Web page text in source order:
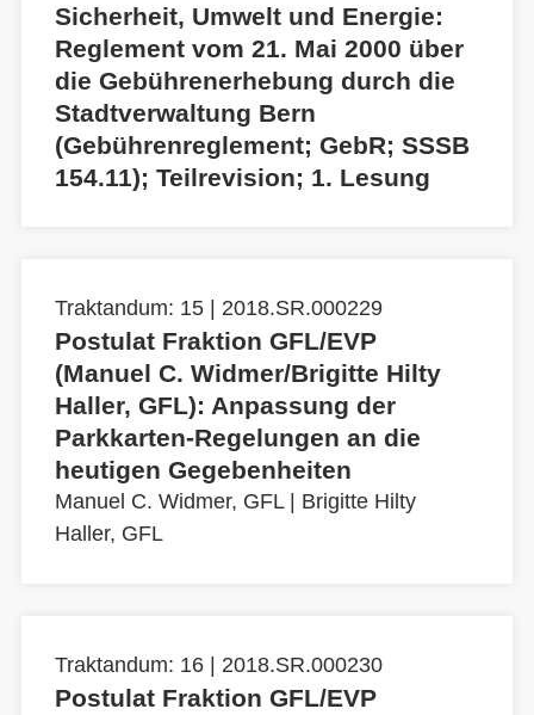
Sicherheit, Umwelt und Energie:
Reglement vom 21. Mai 2000 über
die Gebührenerhebung durch die
Stadtverwaltung Bern
(Gebührenreglement; GebR; SSSB
154.11); Teilrevision; 1. Lesung
Traktandum: 15 | 2018.SR.000229
Postulat Fraktion GFL/EVP
(Manuel C. Widmer/Brigitte Hilty
Haller, GFL): Anpassung der
Parkkarten-Regelungen an die
heutigen Gegebenheiten
Manuel C. Widmer, GFL| Brigitte Hilty
Haller, GFL
Traktandum: 16 | 2018.SR.000230
Postulat Fraktion GFL/EVP